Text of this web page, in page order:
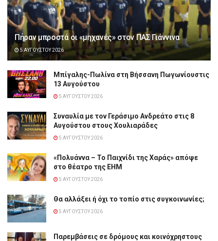
Πήραν μπροστά οι «μηχανές» στον ΠΑΣ Γιάννινα
5 ΑΥΓΟΎΣΤΟΥ 2026
Μπίγαλης-Πωλίνα στη Βήσσανη Πωγωνίουστις
13 Αυγούστου
5 ΑΥΓΟΎΣΤΟΥ 2026
Συναυλία με τον Γεράσιμο Ανδρεάτο στις 8
Αυγούστου στους Χουλιαράδες
5 ΑΥΓΟΎΣΤΟΥ 2026
«Πολυάννα – Το Παιχνίδι της Χαράς» απόψε
στο θέατρο της ΕΗΜ
5 ΑΥΓΟΎΣΤΟΥ 2026
Θα αλλάξει ή όχι το τοπίο στις συγκοινωνίες;
5 ΑΥΓΟΎΣΤΟΥ 2026
Παρεμβάσεις σε δρόμους και κοινόχρηστους